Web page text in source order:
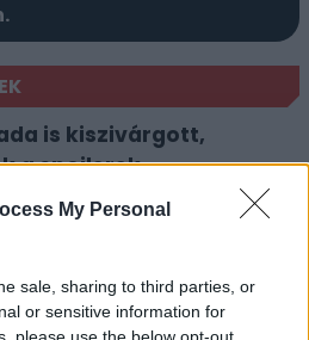
My Personal
sale, sharing to third parties, or
or sensitive information for
please use the below opt-out
is kiszivárgott,
a spoilerek
vetít előre az
új előzetese